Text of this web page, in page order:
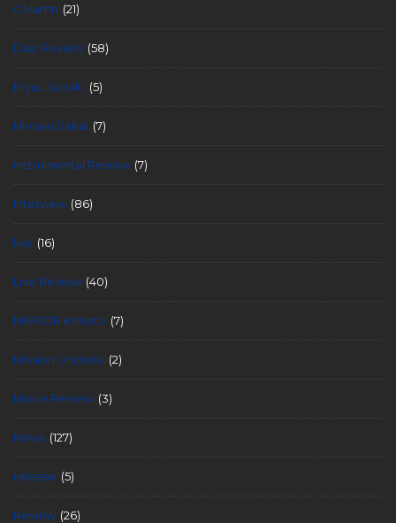
Column (21)
Disc Review (58)
Eryuu Sasaki (5)
Hiroaki Sakai (7)
instrumental Review (7)
Interview (86)
live (16)
Live Review (40)
MIRROR Kimoto (7)
Mission Undone (2)
Movie Review (3)
News (127)
release (5)
Review (26)